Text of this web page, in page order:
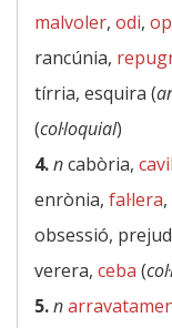
malvoler, odi,
rancúnia,
tírria, esquira (
(col·loquial)
4.ncabòria,
enrònia, fal·lera,
obsessió,
verera, ceba (
5.n